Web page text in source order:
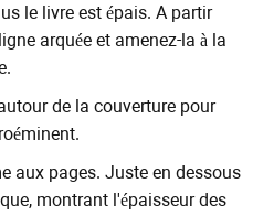
le livre est épais. A partir
arquée et amenez-la à la
de la couverture pour
aux pages. Juste en dessous
montrant l'épaisseur des